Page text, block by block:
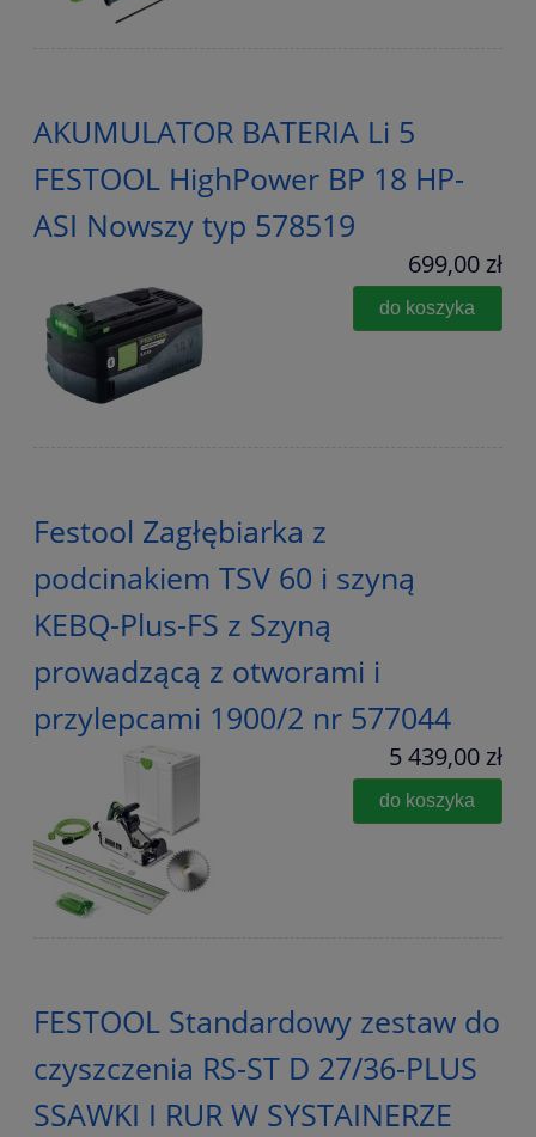
AKUMULATOR BATERIA Li 5
FESTOOL HighPower BP 18 HP-
ASI Nowszy typ 578519
699,00 zł
do koszyka
Festool Zagłębiarka z
podcinakiem TSV 60 i szyną
KEBQ-Plus-FS z Szyną
prowadzącą z otworami i
przylepcami 1900/2 nr 577044
5 439,00 zł
do koszyka
FESTOOL Standardowy zestaw do
czyszczenia RS-ST D 27/36-PLUS
SSAWKI I RUR W SYSTAINERZE